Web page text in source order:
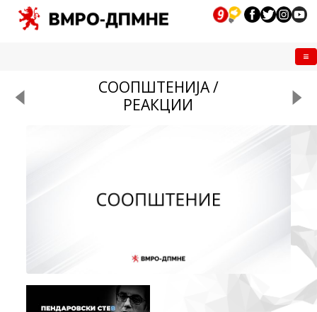
СООПШТЕНИЈА /
РЕАКЦИИ